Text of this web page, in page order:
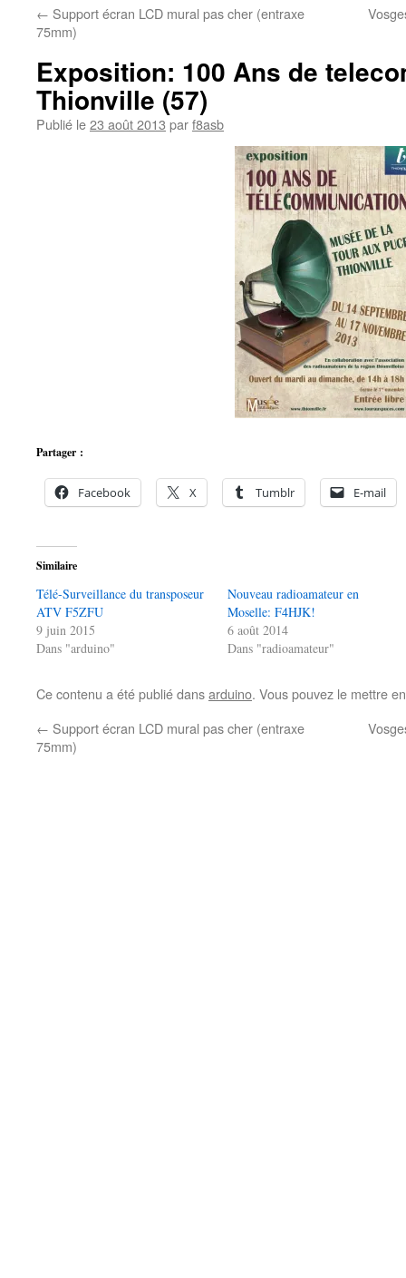
← Support écran LCD mural pas cher (entraxe
75mm)
Exposition: 100 Ans de
Thionville (57)
Publié le23 août 2013 parf8asb
Partager :
Facebook X Tumblr E-mail
Similaire
Télé-Surveillance du transposeur
ATV F5ZFU
9 juin 2015
Dans "arduino"
Nouveau radioamateur en
Moselle: F4HJK!
6 août 2014
Dans "radioamateur"
Ce contenu a été publié dansarduino. Vous pouvez le mettre
← Support écran LCD mural pas cher (entraxe
75mm)